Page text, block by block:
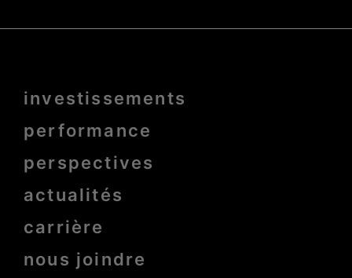
Menu
bold
investissements
performance
perspectives
actualités
carrière
nous joindre